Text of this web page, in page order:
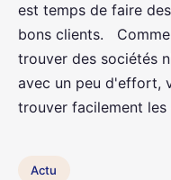
est temps de faire
bons clients.
trouver des sociétés
avec un peu d'effort,
trouver facilement les
Actu